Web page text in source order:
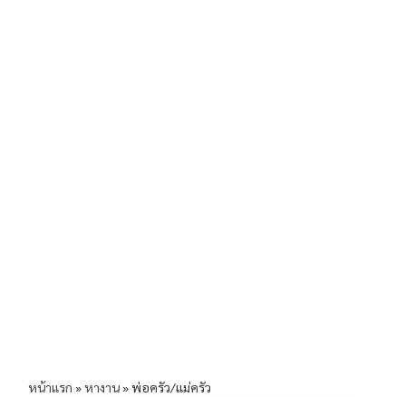
หน้าแรก »หางาน»พ่อครัว/แม่ครัว